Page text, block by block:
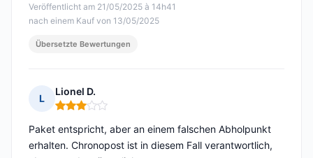
Veröffentlicht am 21/05/2025 à 14h41
nach einem Kauf von 13/05/2025
Übersetzte Bewertungen
L
Lionel D.
Hinweis: 3 von 5
Paket entspricht, aber an einem falschen Abholpunkt
erhalten. Chronopost ist in diesem Fall verantwortlich,